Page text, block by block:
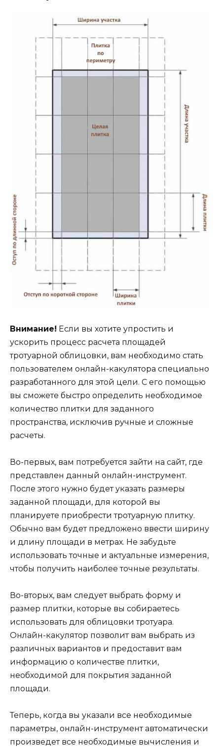
Внимание! Если вы хотите упростить и
ускорить процесс расчета площадей
тротуарной облицовки, вам необходимо стать
пользователем онлайн-какулятора специально
разработанного для этой цели. С его помощью
вы сможете быстро определить необходимое
количество плитки для заданного
пространства, исключив ручные и сложные
расчеты.
Во-первых, вам потребуется зайти на сайт, где
представлен данный онлайн-инструмент.
После этого нужно будет указать размеры
заданной площади, для которой вы
планируете приобрести тротуарную плитку.
Обычно вам будет предложено ввести ширину
и длину площади в метрах. Не забудьте
использовать точные и актуальные измерения,
чтобы получить наиболее точные результаты.
Во-вторых, вам следует выбрать форму и
размер плитки, которые вы собираетесь
использовать для облицовки тротуара.
Онлайн-какулятор позволит вам выбрать из
различных вариантов и предоставит вам
информацию о количестве плитки,
необходимой для покрытия заданной
площади.
Теперь, когда вы указали все необходимые
параметры, онлайн-инструмент автоматически
произведет все необходимые вычисления и